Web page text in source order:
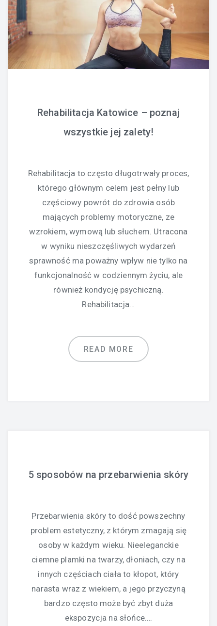
Rehabilitacja Katowice – poznaj
wszystkie jej zalety!
Rehabilitacja to często długotrwały proces,
którego głównym celem jest pełny lub
częściowy powrót do zdrowia osób
mających problemy motoryczne, ze
wzrokiem, wymową lub słuchem. Utracona
w wyniku nieszczęśliwych wydarzeń
sprawność ma poważny wpływ nie tylko na
funkcjonalność w codziennym życiu, ale
również kondycję psychiczną.
Rehabilitacja…
READ MORE
5 sposobów na przebarwienia skóry
Przebarwienia skóry to dość powszechny
problem estetyczny, z którym zmagają się
osoby w każdym wieku. Nieeleganckie
ciemne plamki na twarzy, dłoniach, czy na
innych częściach ciała to kłopot, który
narasta wraz z wiekiem, a jego przyczyną
bardzo często może być zbyt duża
ekspozycja na słońce….